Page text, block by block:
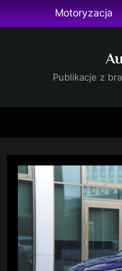
Skip
to
Motoryzacja
Publikacje z